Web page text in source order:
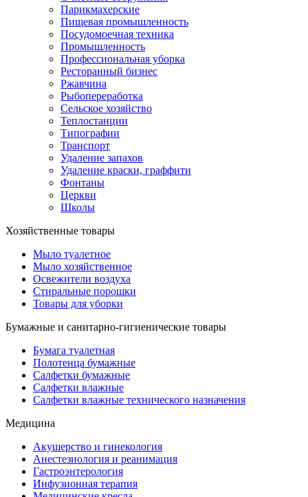
Парикмахерские
Пищевая промышленность
Посудомоечная техника
Промышленность
Профессиональная уборка
Ресторанный бизнес
Ржавчина
Рыбопереработка
Сельское хозяйство
Теплостанции
Типографии
Транспорт
Удаление запахов
Удаление краски, граффити
Фонтаны
Церкви
Школы
Хозяйственные товары
Мыло туалетное
Мыло хозяйственное
Освежители воздуха
Стиральные порошки
Товары для уборки
Бумажные и санитарно-гигиенические товары
Бумага туалетная
Полотенца бумажные
Салфетки бумажные
Салфетки влажные
Салфетки влажные технического назначения
Медицина
Акушерство и гинекология
Анестезиология и реанимация
Гастроэнтерология
Инфузионная терапия